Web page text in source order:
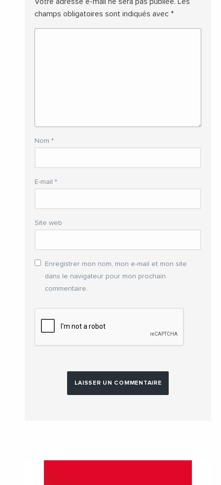
champs obligatoires sont indiqués avec *
Nom *
E-mail *
Site web
Enregistrer mon nom, mon e-mail et mon site
dans le navigateur pour mon prochain
commentaire.